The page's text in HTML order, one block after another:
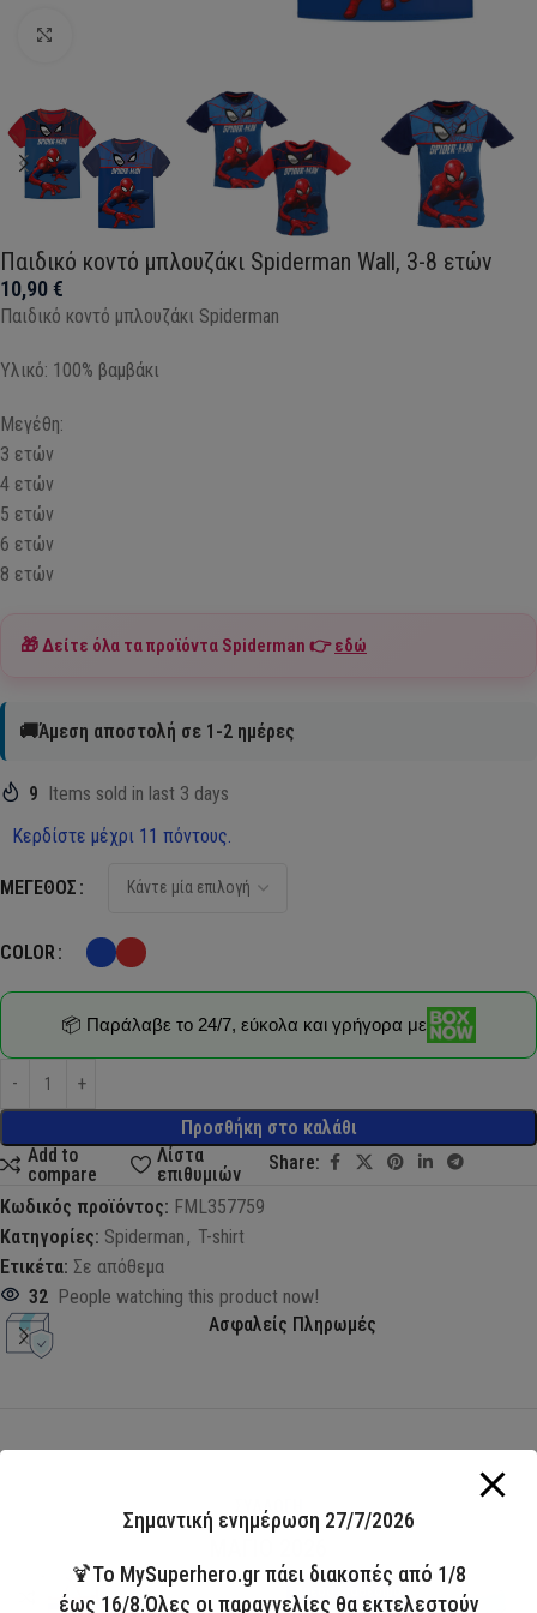
Παιδικό κοντό μπλουζάκι Spiderman Wall, 3-8 ετών
10,90€
Παιδικό κοντό μπλουζάκι Spiderman
Υλικό: 100% βαμβάκι
Μεγέθη:
3 ετών
4 ετών
5 ετών
6 ετών
8 ετών
🎁 Δείτε όλα τα προϊόντα Spiderman 👉εδώ
🚚Άμεση αποστολή σε 1-2 ημέρες
9 Items sold in last 3 days
Κερδίστε μέχρι 11 πόντους.
ΜΈΓΕΘΟΣ
COLOR
Προσθήκη στο καλάθι
📦 Παράλαβε το 24/7, εύκολα και γρήγορα με
Add to
compare
Λίστα
επιθυμιών
Share:
Κωδικός προϊόντος: FML357759
Κατηγορίες: Spiderman , T-shirt
Ετικέτα: Σε απόθεμα
32 People watching this product now!
Ασφαλείς Πληρωμές
ΣΥΛΛΟΓΗ
Άμεσα διαθέσιμο
HOT
Σημαντική ενημέρωση 27/7/2026
🍹Το MySuperhero.gr πάει διακοπές από 1/8
έως 16/8.Όλες οι παραγγελίες θα εκτελεστούν